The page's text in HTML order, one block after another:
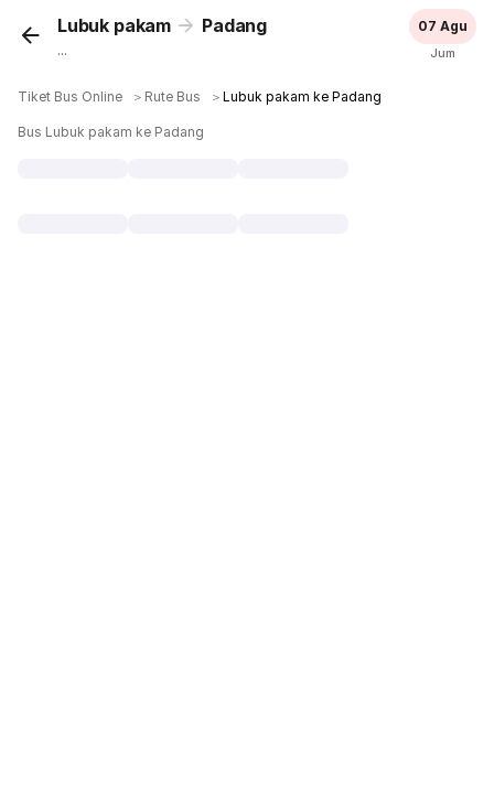
Lubuk pakam Padang
...
07 Agu
Jum
Tiket Bus Online ＞ Rute Bus ＞Lubuk pakam ke Padang
Bus Lubuk pakam ke Padang